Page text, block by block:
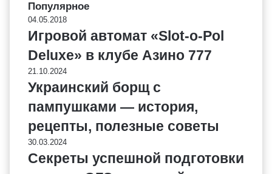
Популярное
04.05.2018
Игровой автомат «Slot-o-Pol
Deluxe» в клубе Азино 777
21.10.2024
Украинский борщ с
пампушками — история,
рецепты, полезные советы
30.03.2024
Секреты успешной подготовки